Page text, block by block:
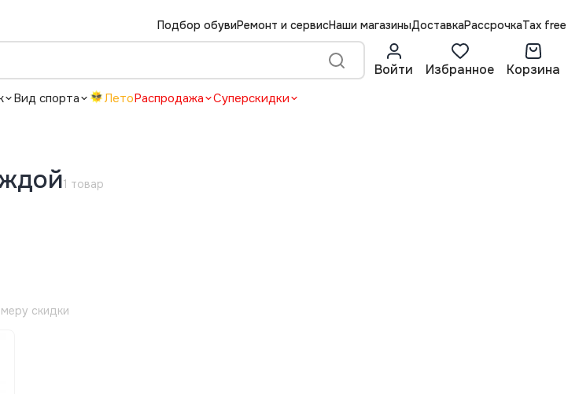
Подбор обувиРемонт и сервисНаши магазиныДоставкаРассрочкаTax free
Войти Избранное Корзина
Вид спорта ЛетоРаспродажа Суперскидки
1 товар
скидки